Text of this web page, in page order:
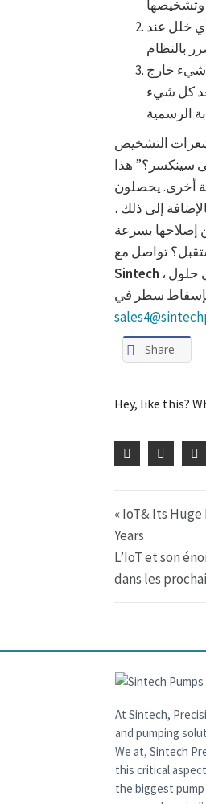
خلل عند
شيء خارج
كل شيء
التشخيص
سينكسر؟” هذا
أخرى. يحصلون
إلى ذلك ،
إصلاحها بسرعة
تواصل مع
Sintech ، الشركة الرائدة في مجال تصنيع المضخات الصناعية ، والموزع في الهند ، للحصول على حلول
سطر في
Share
Hey, like this?
« IoT& Its
Years
L’IoT et son
dans les
At Sintech,
and pumping
We at, Sintech
this critical
the biggest